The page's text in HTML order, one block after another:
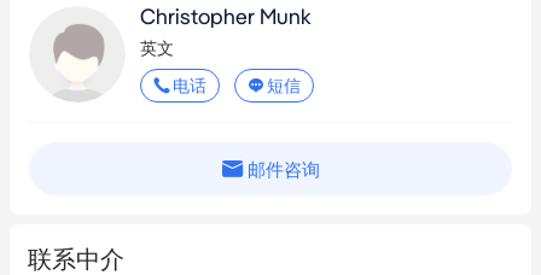
Christopher Munk
英文
电话
短信
邮件咨询
联系中介